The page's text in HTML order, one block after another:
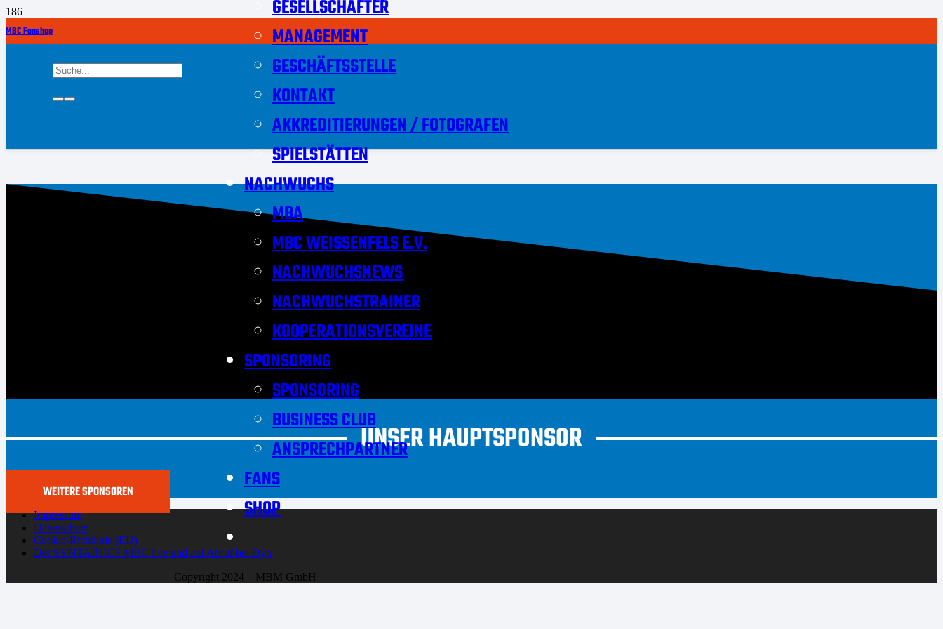
MBC Fanshop
GESELLSCHAFTER
MANAGEMENT
GESCHÄFTSSTELLE
KONTAKT
AKKREDITIERUNGEN / FOTOGRAFEN
SPIELSTÄTTEN
NACHWUCHS
MBA
MBC WEISSENFELS E.V.
NACHWUCHSNEWS
NACHWUCHSTRAINER
KOOPERATIONSVEREINE
SPONSORING
SPONSORING
BUSINESS CLUB
ANSPRECHPARTNER
FANS
SHOP
UNSER HAUPTSPONSOR
WEITERE SPONSOREN
Impressum
Datenschutz
Cookie-Richtlinie (EU)
Der SYNTAINICS MBC live und auf Abruf bei Dyn
Copyright 2024 – MBM GmbH